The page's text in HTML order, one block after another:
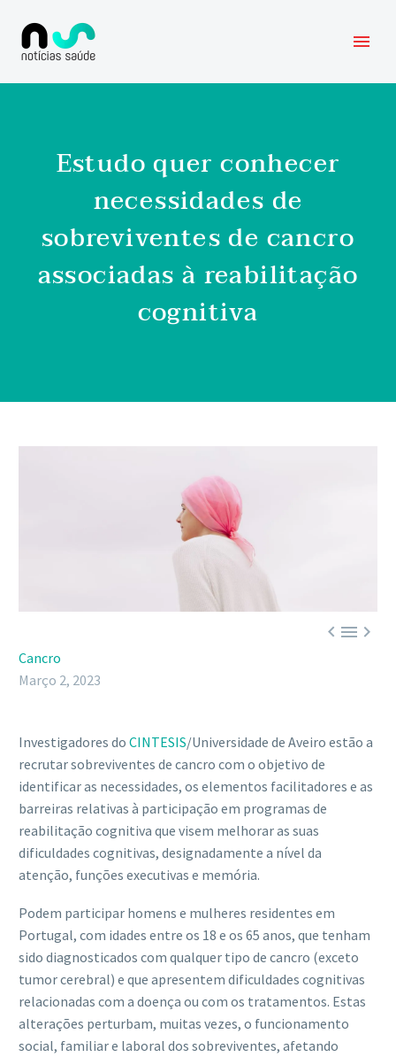
Estudo quer conhecer
necessidades de
sobreviventes de cancro
associadas à reabilitação
cognitiva

Cancro
Março 2, 2023
Investigadores do CINTESIS/Universidade de Aveiro estão a
recrutar sobreviventes de cancro com o objetivo de
identificar as necessidades, os elementos facilitadores e as
barreiras relativas à participação em programas de
reabilitação cognitiva que visem melhorar as suas
dificuldades cognitivas, designadamente a nível da
atenção, funções executivas e memória.
Podem participar homens e mulheres residentes em
Portugal, com idades entre os 18 e os 65 anos, que tenham
sido diagnosticados com qualquer tipo de cancro (exceto
tumor cerebral) e que apresentem dificuldades cognitivas
relacionadas com a doença ou com os tratamentos. Estas
alterações perturbam, muitas vezes, o funcionamento
social, familiar e laboral dos sobreviventes, afetando